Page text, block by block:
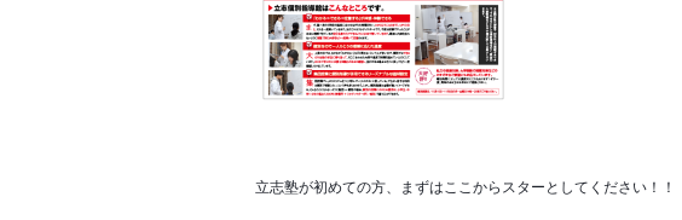
立志塾が初めての方、まずはここからスターとしてください！！